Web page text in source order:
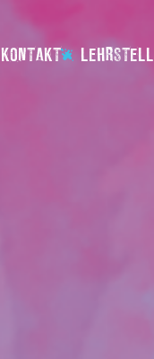
KONTAKT